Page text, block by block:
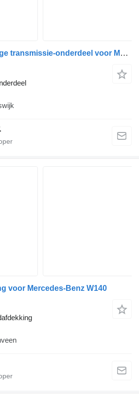
Transmission overige transmissie-onderdeel voor Mercedes-Benz G4 auto
voor Mercedes-Benz W140